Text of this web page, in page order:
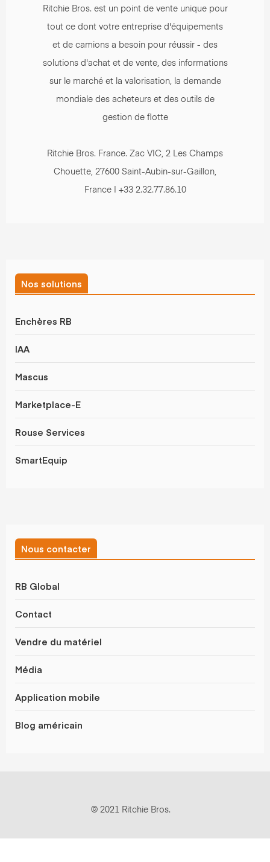
Ritchie Bros. est un point de vente unique pour
tout ce dont votre entreprise d'équipements
et de camions a besoin pour réussir - des
solutions d'achat et de vente, des informations
sur le marché et la valorisation, la demande
mondiale des acheteurs et des outils de
gestion de flotte
Ritchie Bros. France. Zac VIC, 2 Les Champs
Chouette, 27600 Saint-Aubin-sur-Gaillon,
France | +33 2.32.77.86.10
Nos solutions
Enchères RB
IAA
Mascus
Marketplace-E
Rouse Services
SmartEquip
Nous contacter
RB Global
Contact
Vendre du matériel
Média
Application mobile
Blog américain
© 2021 Ritchie Bros.